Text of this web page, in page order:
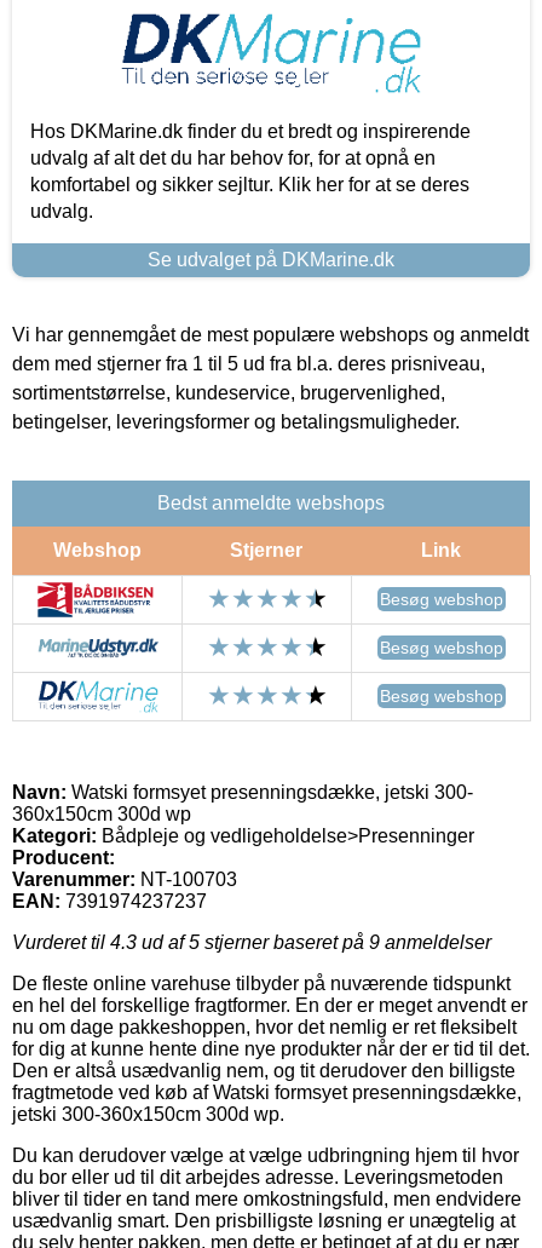
Hos DKMarine.dk finder du et bredt og inspirerende
udvalg af alt det du har behov for, for at opnå en
komfortabel og sikker sejltur. Klik her for at se deres
udvalg.
Se udvalget på DKMarine.dk
Vi har gennemgået de mest populære webshops og anmeldt
dem med stjerner fra 1 til 5 ud fra bl.a. deres prisniveau,
sortimentstørrelse, kundeservice, brugervenlighed,
betingelser, leveringsformer og betalingsmuligheder.
Bedst anmeldte webshops
Webshop Stjerner Link
Besøg webshop
Besøg webshop
Besøg webshop
Navn: Watski formsyet presenningsdække, jetski 300-
360x150cm 300d wp
Kategori: Bådpleje og vedligeholdelse>Presenninger
Producent:
Varenummer: NT-100703
EAN: 7391974237237
Vurderet til 4.3 ud af 5 stjerner baseret på 9 anmeldelser
De fleste online varehuse tilbyder på nuværende tidspunkt
en hel del forskellige fragtformer. En der er meget anvendt er
nu om dage pakkeshoppen, hvor det nemlig er ret fleksibelt
for dig at kunne hente dine nye produkter når der er tid til det.
Den er altså usædvanlig nem, og tit derudover den billigste
fragtmetode ved køb af Watski formsyet presenningsdække,
jetski 300-360x150cm 300d wp.
Du kan derudover vælge at vælge udbringning hjem til hvor
du bor eller ud til dit arbejdes adresse. Leveringsmetoden
bliver til tider en tand mere omkostningsfuld, men endvidere
usædvanlig smart. Den prisbilligste løsning er unægtelig at
du selv henter pakken, men dette er betinget af at du er nær